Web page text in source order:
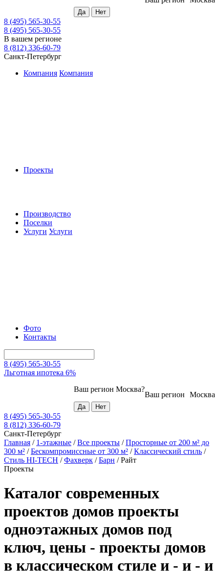
8 (495) 565-30-55
8 (495) 565-30-55
В вашем регионе
8 (812) 336-60-79
Санкт-Петербург
Компания Компания
Проекты
Производство
Поселки
Услуги Услуги
Фото
Контакты
8 (495) 565-30-55
Льготная ипотека 6%
Москва
Ваш регион
Ваш регион Москва?
8 (495) 565-30-55
8 (812) 336-60-79
Санкт-Петербург
Главная / 1-этажные /Все проекты /Просторные от 200 м² до
300 м² /Бескомпромиссные от 300 м² /Классический стиль /
Стиль HI-TECH /Фахверк /Барн /Райт
Проекты
Каталог современных
проектов домов проекты
одноэтажных домов под
ключ, цены - проекты домов
в классическом стиле и - и - и